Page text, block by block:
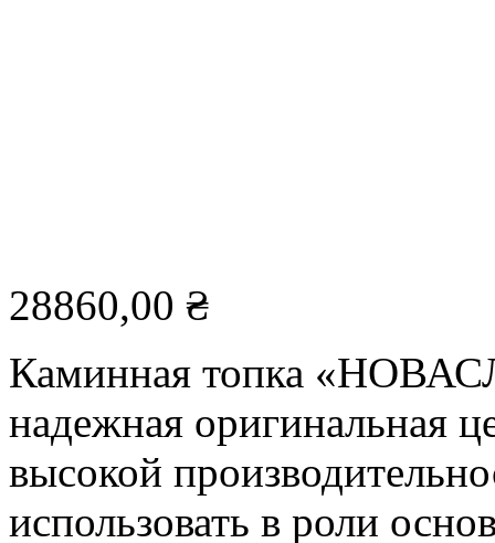
28860,00 ₴
Каминная топка
надежная оригинальная
высокой
использовать в роли